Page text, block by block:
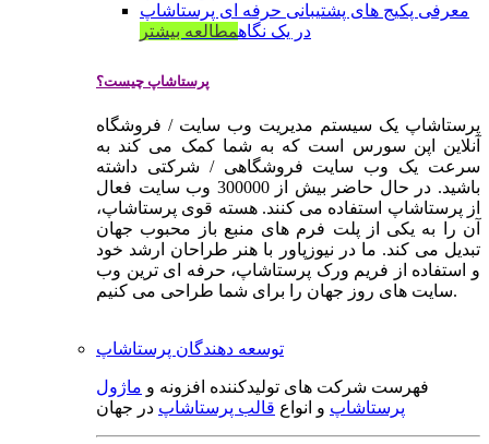
معرفی پکیج های پشتیبانی حرفه ای پرستاشاپ
در یک نگاهمطالعه بیشتر
پرستاشاپ چیست؟
پرستاشاپ یک سیستم مدیریت وب سایت / فروشگاه
آنلاین اپن سورس است که به شما کمک می کند به
سرعت یک وب سایت فروشگاهی / شرکتی داشته
باشید. در حال حاضر بیش از 300000 وب سایت فعال
از پرستاشاپ استفاده می کنند. هسته قوی پرستاشاپ،
آن را به یکی از پلت فرم های منبع باز محبوب جهان
تبدیل می کند. ما در نیوزپاور با هنر طراحان ارشد خود
و استفاده از فریم ورک پرستاشاپ، حرفه ای ترین وب
سایت های روز جهان را برای شما طراحی می کنیم.
توسعه دهندگان پرستاشاپ
فهرست شرکت های تولیدکننده افزونه و ماژول
پرستاشاپ و انواع قالب پرستاشاپ در جهان